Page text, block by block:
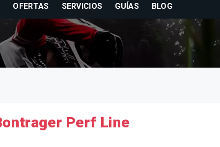
OFERTAS SERVICIOS GUÍAS BLOG
Perf Line